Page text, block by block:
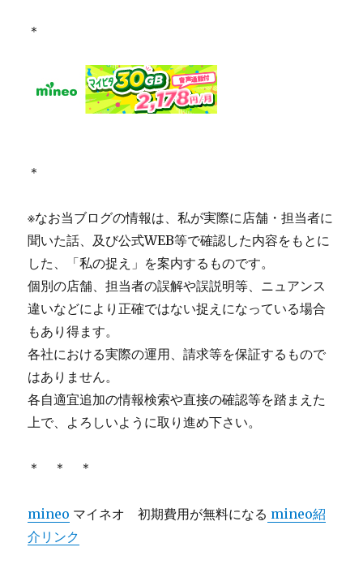
＊
＊
※なお当ブログの情報は、私が実際に店舗・担当者に
聞いた話、及び公式WEB等で確認した内容をもとに
した、「私の捉え」を案内するものです。
個別の店舗、担当者の誤解や誤説明等、ニュアンス
違いなどにより正確ではない捉えになっている場合
もあり得ます。
各社における実際の運用、請求等を保証するもので
はありません。
各自適宜追加の情報検索や直接の確認等を踏まえた
上で、よろしいように取り進め下さい。
＊ ＊ ＊
mineo マイネオ 初期費用が無料になる mineo紹
介リンク